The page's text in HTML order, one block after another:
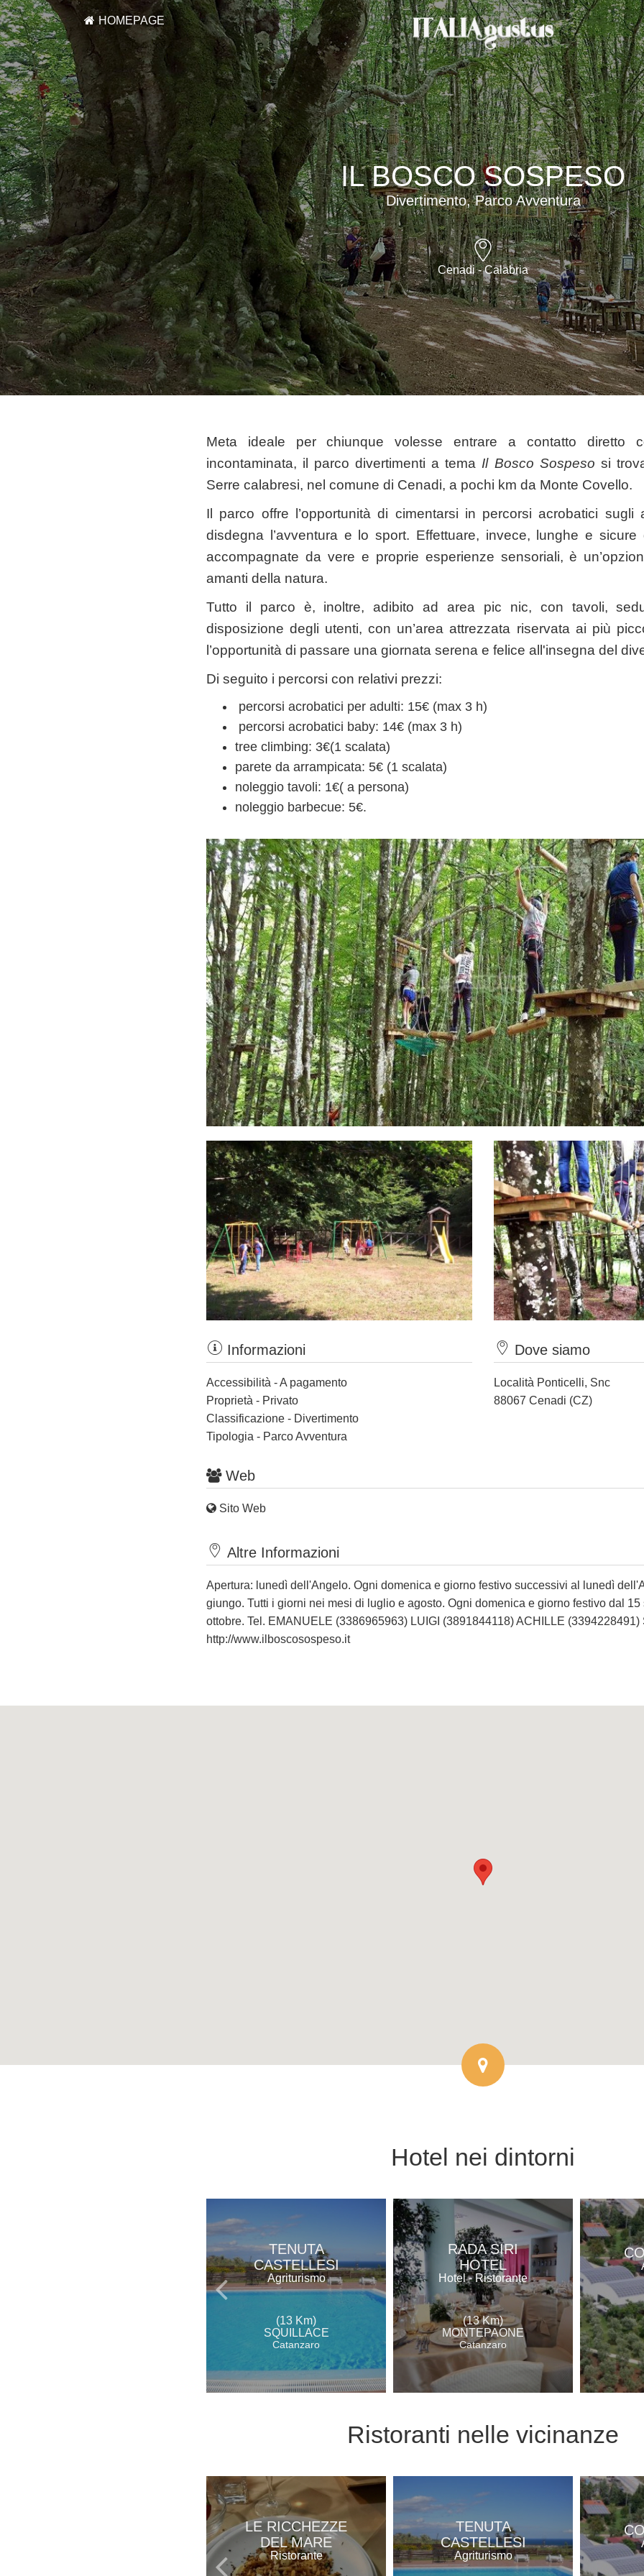
HOMEPAGE
IL BOSCO SOSPESO
Divertimento, Parco Avventura
Cenadi - Calabria
Meta ideale per chiunque volesse entrare a contatto diretto
incontaminata, il parco divertimenti a tema Il Bosco Sospeso si
Serre calabresi, nel comune di Cenadi, a pochi km da Monte Covello.
Il parco offre l’opportunità di cimentarsi in percorsi acrobatici sugli
disdegna l’avventura e lo sport. Effettuare, invece, lunghe e sicure
accompagnate da vere e proprie esperienze sensoriali, è
amanti della natura.
Tutto il parco è, inoltre, adibito ad area pic nic, con tavoli,
disposizione degli utenti, con un’area attrezzata riservata ai più
l’opportunità di passare una giornata serena e felice all'insegna del
Di seguito i percorsi con relativi prezzi:
percorsi acrobatici per adulti: 15€ (max 3 h)
percorsi acrobatici baby: 14€ (max 3 h)
tree climbing: 3€(1 scalata)
parete da arrampicata: 5€ (1 scalata)
noleggio tavoli: 1€( a persona)
noleggio barbecue: 5€.
Informazioni
Accessibilità - A pagamento
Proprietà - Privato
Classificazione - Divertimento
Tipologia - Parco Avventura
Dove siamo
Località Ponticelli, Snc
88067 Cenadi (CZ)
Web
Sito Web
Altre Informazioni
Apertura: lunedì dell'Angelo. Ogni domenica e giorno festivo successivi al lunedì
giungo. Tutti i giorni nei mesi di luglio e agosto. Ogni domenica e giorno festivo dal 15
ottobre. Tel. EMANUELE (3386965963) LUIGI (3891844118) ACHILLE (3394228491)
http://www.ilboscosospeso.it
Hotel nei dintorni
TENUTA
CASTELLESI
Agriturismo
(13 Km)
SQUILLACE
Catanzaro
RADA SIRI
HOTEL
Hotel - Ristorante
(13 Km)
MONTEPAONE
Catanzaro
Ristoranti nelle vicinanze
LE RICCHEZZE
DEL MARE
Ristorante
TENUTA
CASTELLESI
Agriturismo